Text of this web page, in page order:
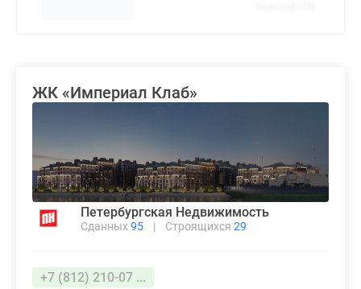
ЖК «Империал Клаб»
Петербургская Недвижимость
Сданных 95 | Строящихся 29
+7 (812) 210-07 ...